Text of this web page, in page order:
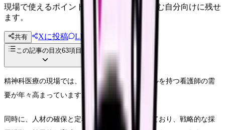
現場で使えるポイントを、同僚やあとで読む自分向けに残せ
ます。
共有 Xに投稿 LINE
投稿文コピー
この記事の目次63項目
精神科医療の現場では、高度な専門知識とスキルを持つ看護師の需
要が年々高まっています。
同時に、人材の確保と定着が大きな課題となっており、戦略的な採